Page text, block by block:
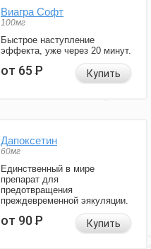
Виагра Софт
100мг
Быстрое наступление
эффекта, уже через 20 минут.
от 65Р Купить
Дапоксетин
60мг
Единственный в мире
препарат для
предотвращения
преждевременной эякуляции.
от 90Р Купить